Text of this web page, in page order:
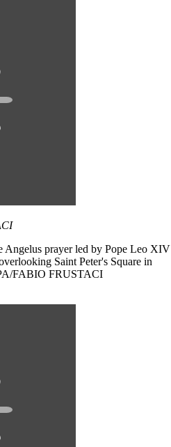
Angelus prayer led by Pope Leo XIV
Saint Peter's Square in
FABIO FRUSTACI